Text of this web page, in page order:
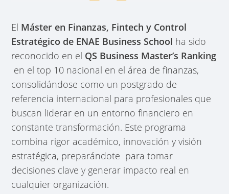
El Máster en Finanzas, Fintech y Control
Estratégico de ENAE Business School ha sido
reconocido en el QS Business Master’s Ranking
en el top 10 nacional en el área de finanzas,
consolidándose como un postgrado de
referencia internacional para profesionales que
buscan liderar en un entorno financiero en
constante transformación. Este programa
combina rigor académico, innovación y visión
estratégica, preparándote para tomar
decisiones clave y generar impacto real en
cualquier organización.